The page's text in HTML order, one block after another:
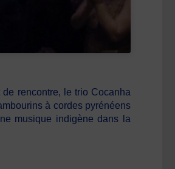
rencontre, le trio Cocanha
à cordes pyrénéens
musique indigène dans la